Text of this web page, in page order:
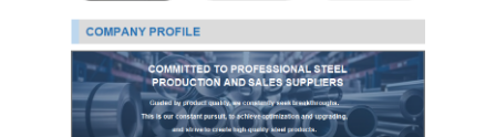
Алюминиевый материал
Медный материал
PPGI гальванизировало стальную катушку